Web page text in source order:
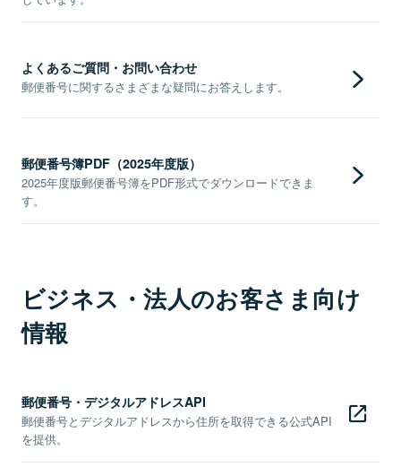
よくあるご質問・お問い合わせ
郵便番号に関するさまざまな疑問にお答えします。
郵便番号簿PDF（2025年度版）
2025年度版郵便番号簿をPDF形式でダウンロードできま
す。
ビジネス・法人のお客さま向け
情報
郵便番号・デジタルアドレスAPI
郵便番号とデジタルアドレスから住所を取得できる公式API
を提供。